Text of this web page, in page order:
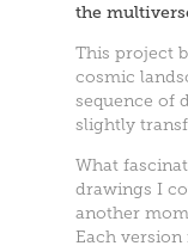
the
This project
cosmic
sequence of
slightly
What
drawings I
another
Each version